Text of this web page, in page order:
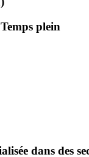
plein
dans des